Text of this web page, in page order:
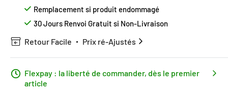
Remplacement si produit endommagé
30 Jours Renvoi Gratuit si Non-Livraison
Retour Facile Prix ré-Ajustés
Flexpay : la liberté de commander, dès le premier
article